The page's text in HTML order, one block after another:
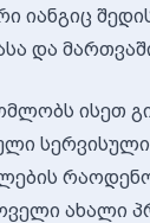
იანგიც
და
ისეთ
ახალი